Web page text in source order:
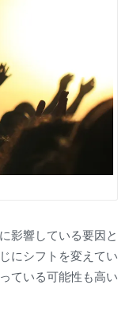
影響している要因と
にシフトを変えてい
ている可能性も高い